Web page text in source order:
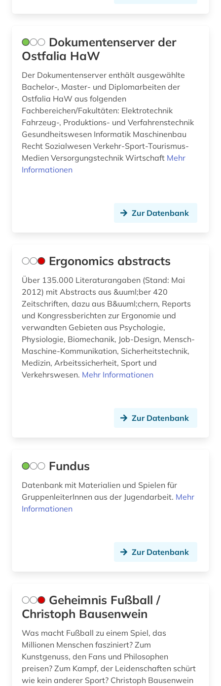
Dokumentenserver der
Ostfalia HaW
Der Dokumentenserver enthält ausgewählte
Bachelor-, Master- und Diplomarbeiten der
Ostfalia HaW aus folgenden
Fachbereichen/Fakultäten: Elektrotechnik
Fahrzeug-, Produktions- und Verfahrenstechnik
Gesundheitswesen Informatik Maschinenbau
Recht Sozialwesen Verkehr-Sport-Tourismus-
Medien Versorgungstechnik Wirtschaft Mehr
Informationen
Zur Datenbank
Ergonomics abstracts
Über 135.000 Literaturangaben (Stand: Mai
2012) mit Abstracts aus &uuml;ber 420
Zeitschriften, dazu aus B&uuml;chern, Reports
und Kongressberichten zur Ergonomie und
verwandten Gebieten aus Psychologie,
Physiologie, Biomechanik, Job-Design, Mensch-
Maschine-Kommunikation, Sicherheitstechnik,
Medizin, Arbeitssicherheit, Sport und
Verkehrswesen. Mehr Informationen
Zur Datenbank
Fundus
Datenbank mit Materialien und Spielen für
GruppenleiterInnen aus der Jugendarbeit. Mehr
Informationen
Zur Datenbank
Geheimnis Fußball /
Christoph Bausenwein
Was macht Fußball zu einem Spiel, das
Millionen Menschen fasziniert? Zum
Kunstgenuss, den Fans und Philosophen
preisen? Zum Kampf, der Leidenschaften schürt
wie kein anderer Sport? Christoph Bausenwein